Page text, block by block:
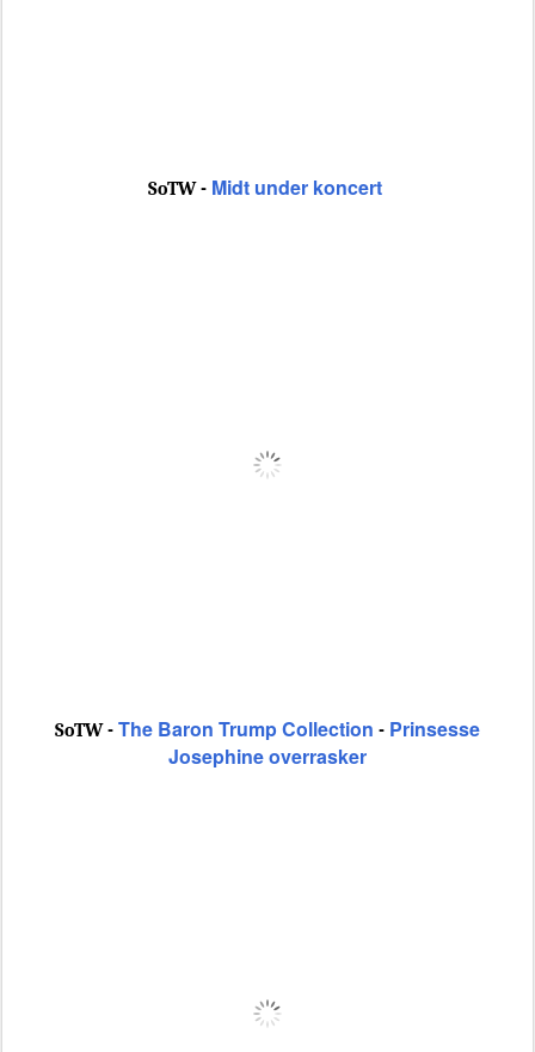
SoTW - Midt under koncert
SoTW - The Baron Trump Collection - Prinsesse
Josephine overrasker